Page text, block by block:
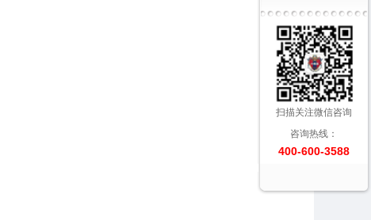
扫描关注微信咨询
咨询热线：
400-600-3588